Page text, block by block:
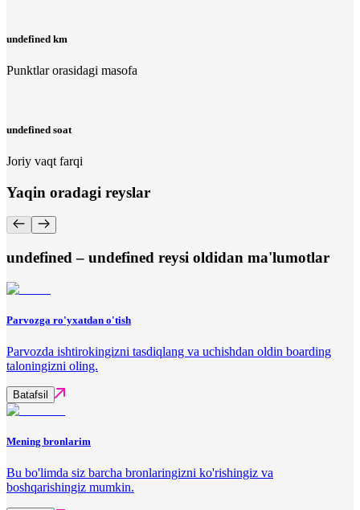
undefined km
Punktlar orasidagi masofa
undefined soat
Joriy vaqt farqi
Yaqin oradagi reyslar
undefined – undefined reysi oldidan ma'lumotlar
Parvozga ro'yxatdan o'tish
Parvozda ishtirokingizni tasdiqlang va uchishdan oldin boarding
taloningizni oling.
Batafsil
Mening bronlarim
Bu bo'limda siz barcha bronlaringizni ko'rishingiz va
boshqarishingiz mumkin.